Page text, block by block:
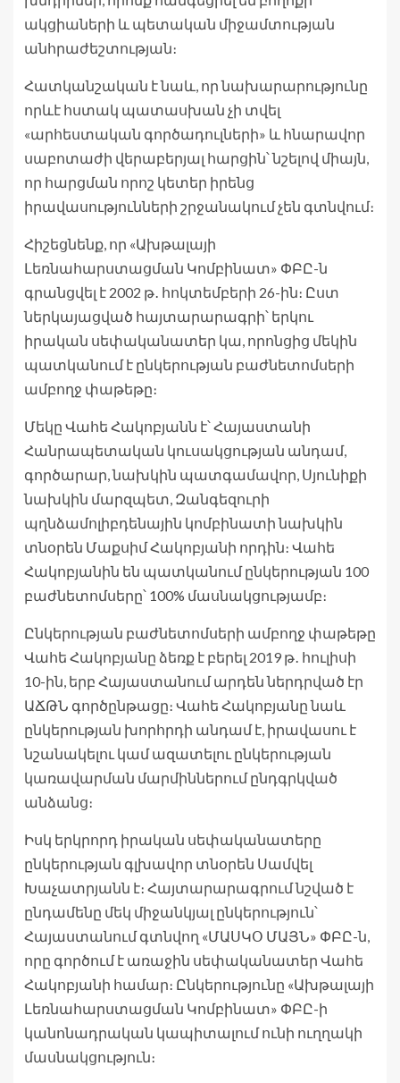
ակցիաների և պետական միջամտության
անհրաժեշտության։
Հատկանշական է նաև, որ նախարարությունը
որևէ հստակ պատասխան չի տվել
«արհեստական գործադուլների» և հնարավոր
սաբոտաժի վերաբերյալ հարցին՝ նշելով միայն,
որ հարցման որոշ կետեր իրենց
իրավասությունների շրջանակում չեն գտնվում։
Հիշեցնենք, որ «Ախթալայի
Լեռնահարստացման Կոմբինատ» ՓԲԸ-ն
գրանցվել է 2002 թ․ հոկտեմբերի 26-ին։ Ըստ
ներկայացված հայտարարագրի՝ երկու
իրական սեփականատեր կա, որոնցից մեկին
պատկանում է ընկերության բաժնետոմսերի
ամբողջ փաթեթը։
Մեկը Վահե Հակոբյանն է՝ Հայաստանի
Հանրապետական կուսակցության անդամ,
գործարար, նախկին պատգամավոր, Սյունիքի
նախկին մարզպետ, Զանգեզուրի
պղնձամոլիբդենային կոմբինատի նախկին
տնօրեն Մաքսիմ Հակոբյանի որդին։ Վահե
Հակոբյանին են պատկանում ընկերության 100
բաժնետոմսերը՝ 100% մասնակցությամբ։
Ընկերության բաժնետոմսերի ամբողջ փաթեթը
Վահե Հակոբյանը ձեռք է բերել 2019 թ․ հուլիսի
10-ին, երբ Հայաստանում արդեն ներդրված էր
ԱՃԹՆ գործընթացը։ Վահե Հակոբյանը նաև
ընկերության խորհրդի անդամ է, իրավասու է
նշանակելու կամ ազատելու ընկերության
կառավարման մարմիններում ընդգրկված
անձանց։
Իսկ երկրորդ իրական սեփականատերը
ընկերության գլխավոր տնօրեն Սամվել
Խաչատրյանն է։ Հայտարարագրում նշված է
ընդամենը մեկ միջանկյալ ընկերություն՝
Հայաստանում գտնվող «ՄԱՍԿՕ ՄԱՅՆ» ՓԲԸ-ն,
որը գործում է առաջին սեփականատեր Վահե
Հակոբյանի համար։ Ընկերությունը «Ախթալայի
Լեռնահարստացման Կոմբինատ» ՓԲԸ-ի
կանոնադրական կապիտալում ունի ուղղակի
մասնակցություն։